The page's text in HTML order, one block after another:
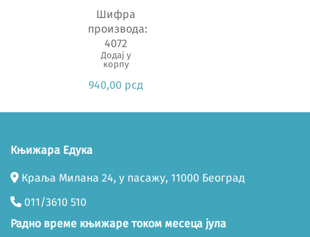
Шифра
производа:
4072
Додај у
корпу
940,00 рсд
Књижара Едука
Краља Милана 24, у пасажу, 11000 Београд
011/3610 510
Радно време књижаре током месеца јула